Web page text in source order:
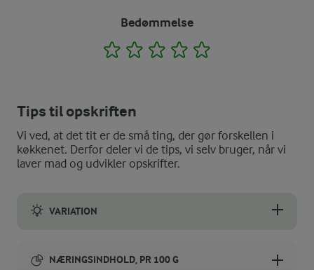
Bedømmelse
1 2 3 4
Tips til opskriften
Vi ved, at det tit er de små ting, der gør forskellen i
køkkenet. Derfor deler vi de tips, vi selv bruger, når vi
laver mad og udvikler opskrifter.
VARIATION
NÆRINGSINDHOLD, PR 100 G